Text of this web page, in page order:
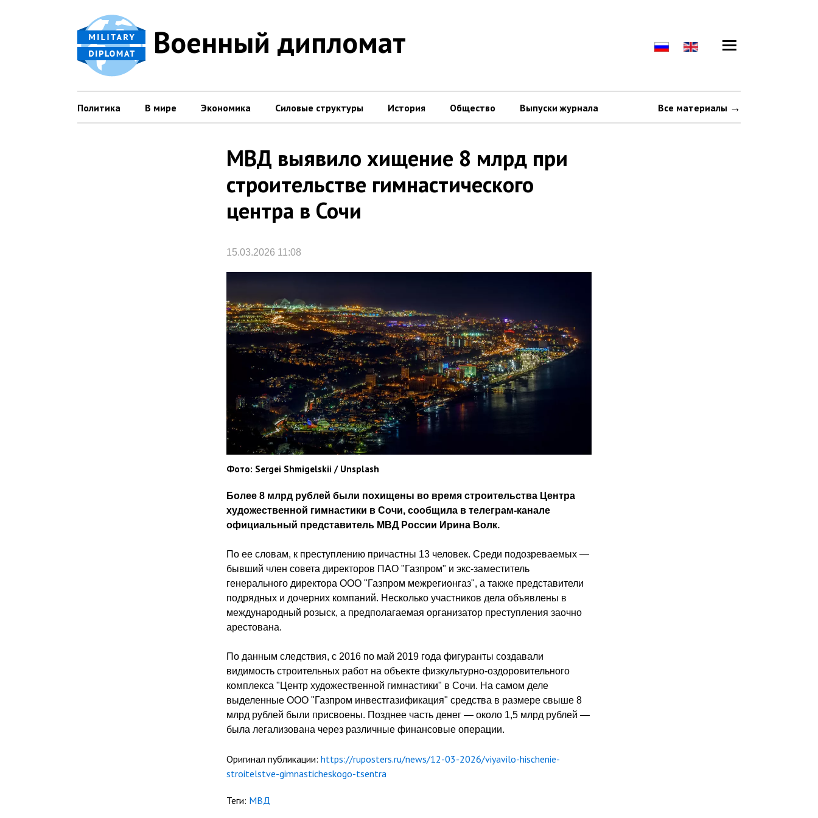
Военный дипломат
Политика В мире Экономика Силовые структуры История Общество Выпуски журнала Все материалы
МВД выявило хищение 8 млрд при
строительстве гимнастического
центра в Сочи
15.03.2026 11:08
Фото: Sergei Shmigelskii / Unsplash
Более 8 млрд рублей были похищены во время строительства Центра
художественной гимнастики в Сочи, сообщила в телеграм-канале
официальный представитель МВД России Ирина Волк.
По ее словам, к преступлению причастны 13 человек. Среди подозреваемых —
бывший член совета директоров ПАО "Газпром" и экс-заместитель
генерального директора ООО "Газпром межрегионгаз", а также представители
подрядных и дочерних компаний. Несколько участников дела объявлены в
международный розыск, а предполагаемая организатор преступления заочно
арестована.
По данным следствия, с 2016 по май 2019 года фигуранты создавали
видимость строительных работ на объекте физкультурно-оздоровительного
комплекса "Центр художественной гимнастики" в Сочи. На самом деле
выделенные ООО "Газпром инвестгазификация" средства в размере свыше 8
млрд рублей были присвоены. Позднее часть денег — около 1,5 млрд рублей —
была легализована через различные финансовые операции.
Оригинал публикации: https://ruposters.ru/news/12-03-2026/viyavilo-hischenie-
stroitelstve-gimnasticheskogo-tsentra
Теги: МВД